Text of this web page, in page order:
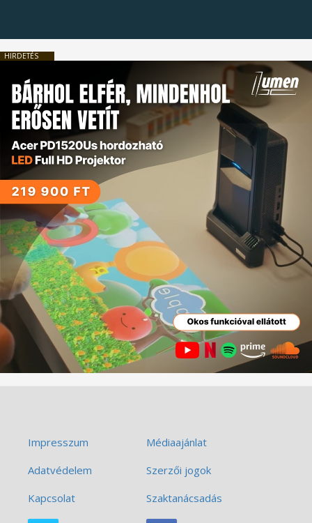
HIRDETÉS
Impresszum
Médiaajánlat
Adatvédelem
Szerzői jogok
Kapcsolat
Szaktanácsadás